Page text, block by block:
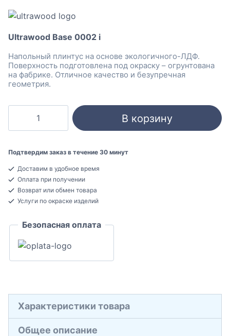
2599 ₽.
Ultrawood Base 0002 i
Напольный плинтус на основе экологичного-ЛДФ.
Поверхность подготовлена под окраску – огрунтована
на фабрике. Отличное качество и безупречная
геометрия.
Base
Под
покраску
напольный
14x133x2000
В корзину
Подтвердим заказ в течение 30 минут
Доставим в удобное время
Оплата при получении
Возврат или обмен товара
Услуги по окраске изделий
Безопасная оплата
Характеристики товара
Общее описание